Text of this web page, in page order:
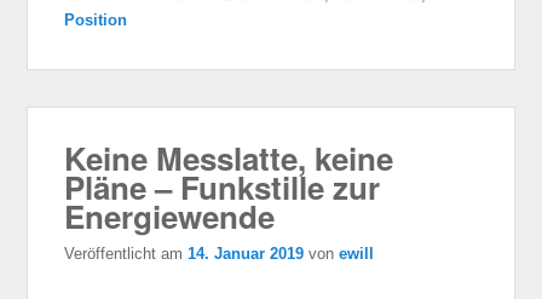
Position
Keine Messlatte, keine
Pläne – Funkstille zur
Energiewende
Veröffentlicht am14. Januar 2019 vonewill